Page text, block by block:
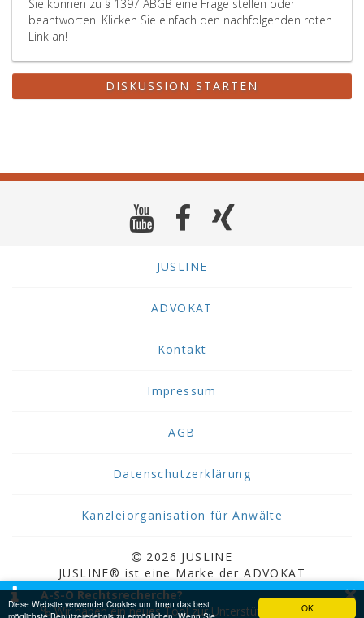
OK
Diese Website verwendet Cookies um Ihnen das best
Sie können zu § 1397 ABGB eine Frage stellen oder
beantworten. Klicken Sie einfach den nachfolgenden roten
Link an!
DISKUSSION STARTEN
JUSLINE
ADVOKAT
Kontakt
Impressum
AGB
Datenschutzerklärung
Kanzleiorganisation für Anwälte
2026 JUSLINE
JUSLINE® ist eine Marke der ADVOKAT
Unternehmensberatung Greiter & Greiter GmbH.
×
A-S-O Rechtsrecherche?
Wir haben ein neues Tool zur Unterstützung bei der